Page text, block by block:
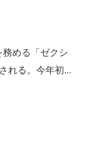
める「ゼクシ
れる。今年初...